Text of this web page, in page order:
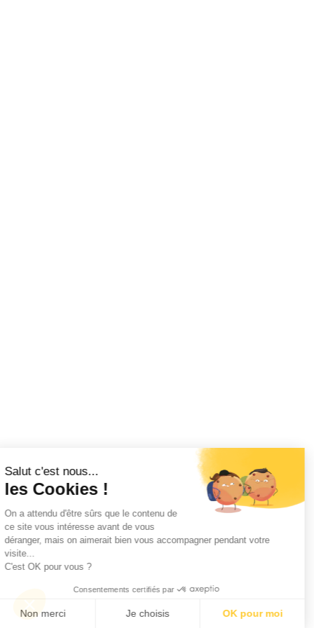
Salut c'est nous...
les Cookies !
On a attendu d'être sûrs que le contenu de
ce site vous intéresse avant de vous
déranger, mais on aimerait bien vous accompagner pendant votre
visite...
C'est OK pour vous ?
Consentements certifiés par
Non merci Je choisis OK pour moi